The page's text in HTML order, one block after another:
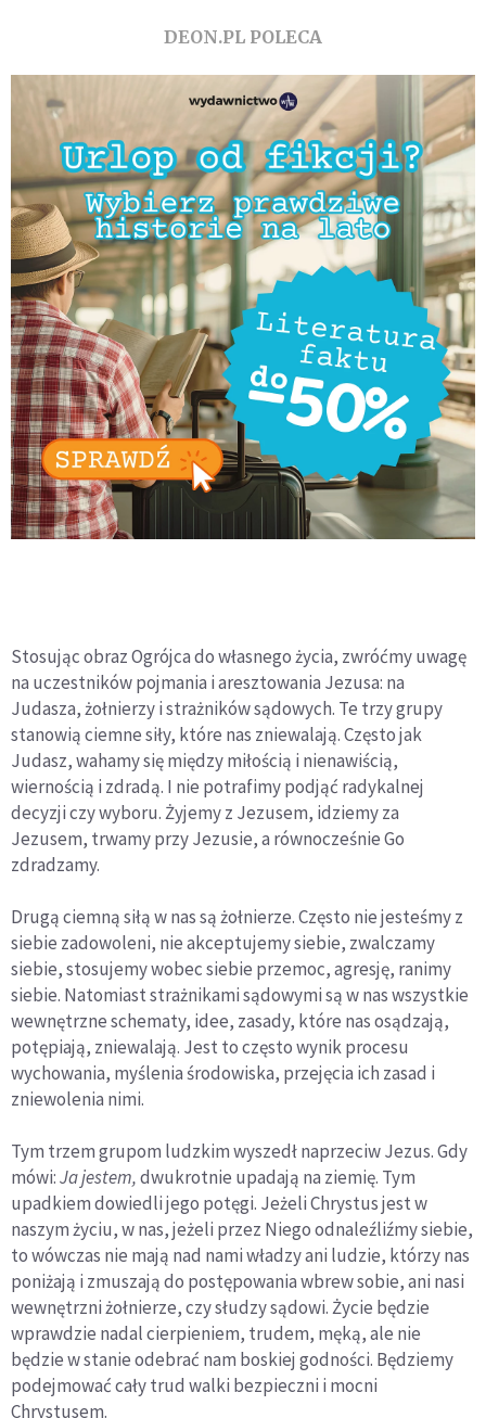
DEON.PL POLECA
Stosując obraz Ogrójca do własnego życia, zwróćmy uwagę
na uczestników pojmania i aresztowania Jezusa: na
Judasza, żołnierzy i strażników sądowych. Te trzy grupy
stanowią ciemne siły, które nas zniewalają. Często jak
Judasz, wahamy się między miłością i nienawiścią,
wiernością i zdradą. I nie potrafimy podjąć radykalnej
decyzji czy wyboru. Żyjemy z Jezusem, idziemy za
Jezusem, trwamy przy Jezusie, a równocześnie Go
zdradzamy.
Drugą ciemną siłą w nas są żołnierze. Często nie jesteśmy z
siebie zadowoleni, nie akceptujemy siebie, zwalczamy
siebie, stosujemy wobec siebie przemoc, agresję, ranimy
siebie. Natomiast strażnikami sądowymi są w nas wszystkie
wewnętrzne schematy, idee, zasady, które nas osądzają,
potępiają, zniewalają. Jest to często wynik procesu
wychowania, myślenia środowiska, przejęcia ich zasad i
zniewolenia nimi.
Tym trzem grupom ludzkim wyszedł naprzeciw Jezus. Gdy
mówi:Ja jestem,dwukrotnie upadają na ziemię. Tym
upadkiem dowiedli jego potęgi. Jeżeli Chrystus jest w
naszym życiu, w nas, jeżeli przez Niego odnaleźliźmy siebie,
to wówczas nie mają nad nami władzy ani ludzie, którzy nas
poniżają i zmuszają do postępowania wbrew sobie, ani nasi
wewnętrzni żołnierze, czy słudzy sądowi. Życie będzie
wprawdzie nadal cierpieniem, trudem, męką, ale nie
będzie w stanie odebrać nam boskiej godności. Będziemy
podejmować cały trud walki bezpieczni i mocni
Chrystusem.